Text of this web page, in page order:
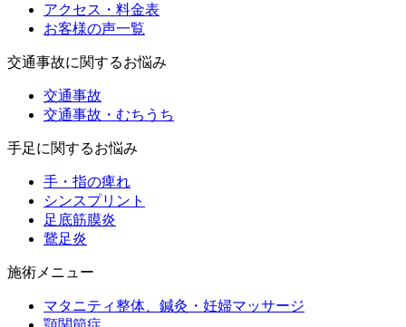
アクセス・料金表
お客様の声一覧
交通事故に関するお悩み
交通事故
交通事故・むちうち
手足に関するお悩み
手・指の痺れ
シンスプリント
足底筋膜炎
鵞足炎
施術メニュー
マタニティ整体、鍼灸・妊婦マッサージ